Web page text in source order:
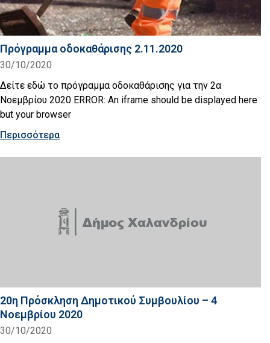
Πρόγραμμα οδοκαθάρισης 2.11.2020
30/10/2020
Δείτε εδώ το πρόγραμμα οδοκαθάρισης για την 2α
Νοεμβρίου 2020 ERROR: An iframe should be displayed here
but your browser
Περισσότερα
20η Πρόσκληση Δημοτικού Συμβουλίου – 4
Νοεμβρίου 2020
30/10/2020